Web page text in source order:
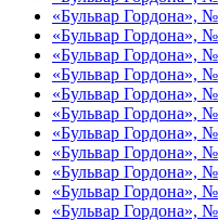
«Бульвар Гордона»,
«Бульвар Гордона»,
«Бульвар Гордона»,
«Бульвар Гордона»,
«Бульвар Гордона»,
«Бульвар Гордона»,
«Бульвар Гордона»,
«Бульвар Гордона»,
«Бульвар Гордона»,
«Бульвар Гордона»,
«Бульвар Гордона»,